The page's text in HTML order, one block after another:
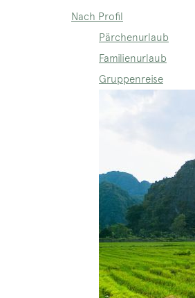
Nach Profil
Pärchenurlaub
Familienurlaub
Gruppenreise